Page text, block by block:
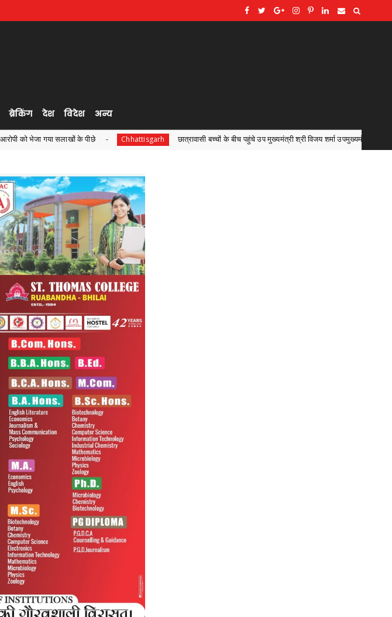
ब्रेकिंग देश विदेश अन्य
Chhattisgarh छात्रावासी बच्चों के बीच पहुंचे उप मुख्यमंत्री श्री विजय शर्मा उपमुख्यमंत्री श्री विजय शर्मा ने कहा- लक्ष्य बनाकर